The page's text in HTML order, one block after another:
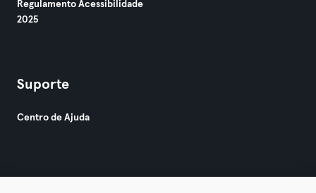
Regulamento Acessibilidade
2025
Suporte
Centro de Ajuda